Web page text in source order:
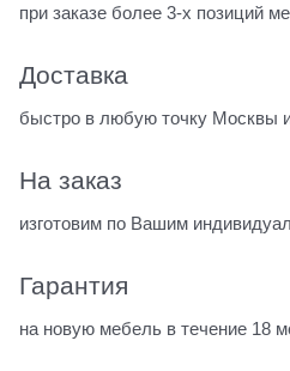
при заказе более 3-х позиций
Доставка
быстро в любую точку Москвы
На заказ
изготовим по Вашим
Гарантия
на новую мебель в течение 18